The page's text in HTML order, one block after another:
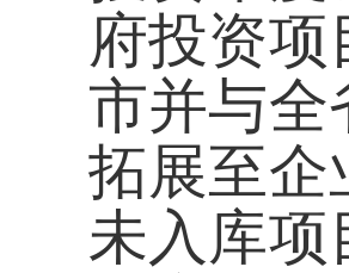
府投资
市并与全
拓展至企
未入库项